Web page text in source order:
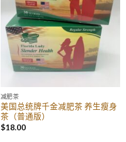
减肥茶
美国总统牌千金减肥茶 养生瘦身
茶（普通版）
$18.00